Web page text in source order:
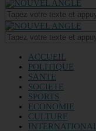
ACCUEIL
POLITIQUE
SANTE
SOCIETE
SPORTS
ECONOMIE
CULTURE
INTERNATIONAL